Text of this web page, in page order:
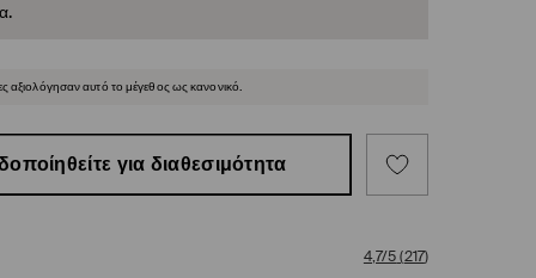
αξιολόγησαν αυτό το μέγεθος ως κανονικό.
για διαθεσιμότητα
4,7/5(217)